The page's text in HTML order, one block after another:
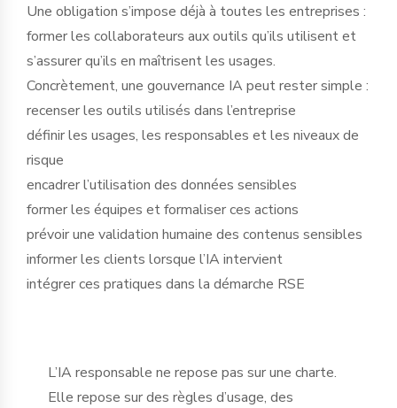
Une obligation s’impose déjà à toutes les entreprises :
former les collaborateurs aux outils qu’ils utilisent et
s’assurer qu’ils en maîtrisent les usages.
Concrètement, une gouvernance IA peut rester simple :
recenser les outils utilisés dans l’entreprise
définir les usages, les responsables et les niveaux de
risque
encadrer l’utilisation des données sensibles
former les équipes et formaliser ces actions
prévoir une validation humaine des contenus sensibles
informer les clients lorsque l’IA intervient
intégrer ces pratiques dans la démarche RSE
L’IA responsable ne repose pas sur une charte.
Elle repose sur des règles d’usage, des